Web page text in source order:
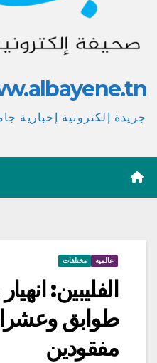
جريدة إلكترونية إخبارية
عالمية مختلفات
طوابق
مفقودين